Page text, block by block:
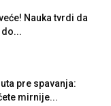
Nauka tvrdi da
pre spavanja:
mirnije...